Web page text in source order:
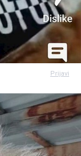
Prijavi